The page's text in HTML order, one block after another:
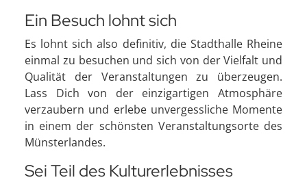
Ein Besuch lohnt sich
Es lohnt sich also definitiv, die Stadthalle Rheine
einmal zu besuchen und sich von der Vielfalt und
Qualität der Veranstaltungen zu überzeugen.
Lass Dich von der einzigartigen Atmosphäre
verzaubern und erlebe unvergessliche Momente
in einem der schönsten Veranstaltungsorte des
Münsterlandes.
Sei Teil des Kulturerlebnisses